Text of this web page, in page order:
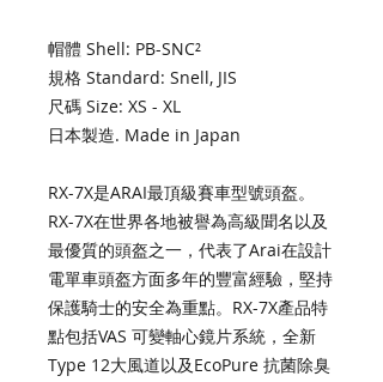
帽體 Shell: PB-SNC²
規格 Standard: Snell, JIS
尺碼 Size: XS - XL
日本製造. Made in Japan
RX-7X是ARAI最頂級賽車型號頭盔。
RX-7X在世界各地被譽為高級聞名以及
最優質的頭盔之一，代表了Arai在設計
電單車頭盔方面多年的豐富經驗，堅持
保護騎士的安全為重點。RX-7X產品特
點包括VAS 可變軸心鏡片系統，全新
Type 12大風道以及EcoPure 抗菌除臭